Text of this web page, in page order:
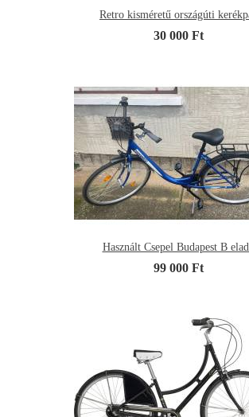
Retro kisméretű országúti
30 000 Ft
Használt Csepel Budapest B
99 000 Ft